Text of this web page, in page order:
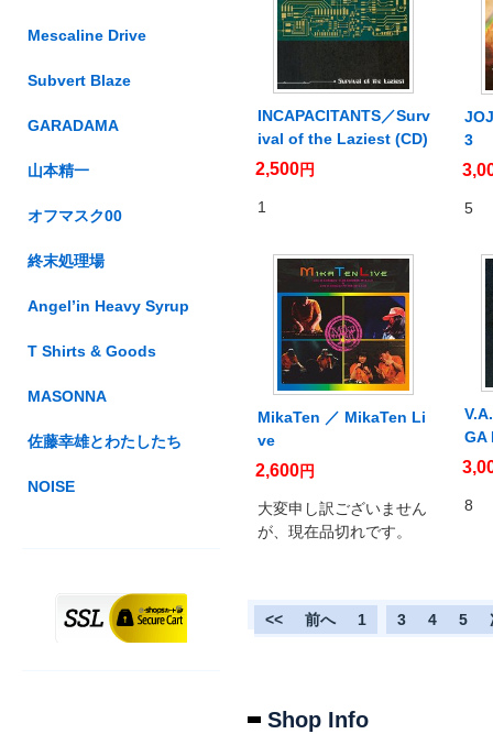
INCAPACITANTS／Surv
ival of the Laziest (CD)
2,500円
1
3
5
MikaTen ／ MikaTen Li
ve
2,600円
大変申し訳ございません
が、現在品切れです。
GA
8
<< 前へ 1 3 4 5
Shop Info
Mescaline Drive
Subvert Blaze
GARADAMA
山本精一
オフマスク00
終末処理場
Angel’in Heavy Syrup
T Shirts & Goods
MASONNA
佐藤幸雄とわたしたち
NOISE